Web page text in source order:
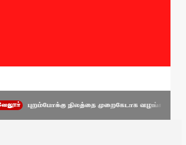
புறம்போக்கு நிலத்தை முறைகேடாக வழங்கிய